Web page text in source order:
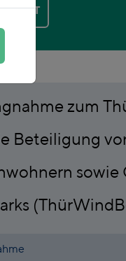
zum
Beteiligung
sowie